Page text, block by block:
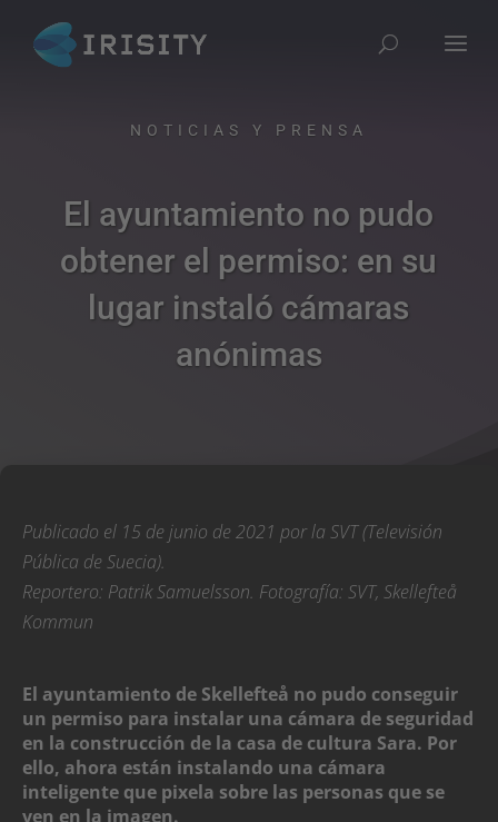
NOTICIAS Y PRENSA​
El ayuntamiento no pudo
obtener el permiso: en su
lugar instaló cámaras
anónimas
Publicado el 15 de junio de 2021 por la SVT (Televisión
Pública de Suecia).
Reportero: Patrik Samuelsson. Fotografía: SVT, Skellefteå
Kommun
El ayuntamiento de Skellefteå no pudo conseguir
un permiso para instalar una cámara de seguridad
en la construcción de la casa de cultura Sara. Por
ello, ahora están instalando una cámara
inteligente que pixela sobre las personas que se
ven en la imagen.